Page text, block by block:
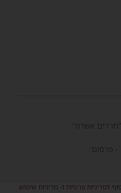
אשדוד'
פרסום'
למדיניות פרטיות ו-מדיניות שימוש.